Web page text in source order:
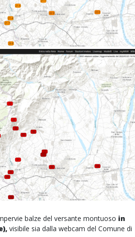
balze del versante montuoso in
visibile sia dalla webcam del Comune di